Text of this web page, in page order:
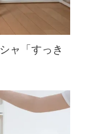
ャ「すっき